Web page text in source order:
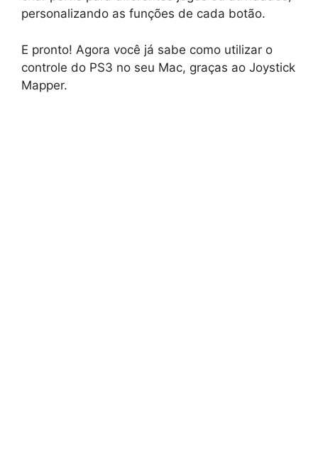
personalizando as funções de cada botão.
E pronto! Agora você já sabe como utilizar o
controle do PS3 no seu Mac, graças ao Joystick
Mapper.